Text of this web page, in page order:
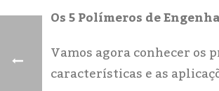
Os 5 Polímeros de
Vamos agora conhecer os
características e as